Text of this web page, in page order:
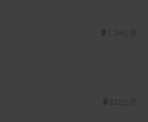
1.14公里